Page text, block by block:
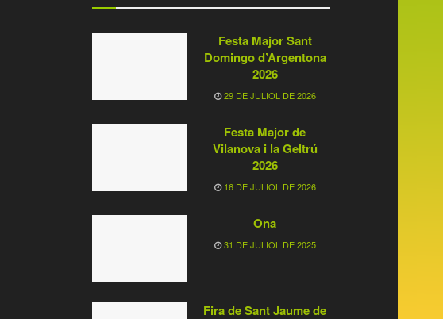
Festa Major Sant
Domingo d’Argentona
2026
29 DE JULIOL DE 2026
Festa Major de
Vilanova i la Geltrú
2026
16 DE JULIOL DE 2026
Ona
31 DE JULIOL DE 2025
Fira de Sant Jaume de